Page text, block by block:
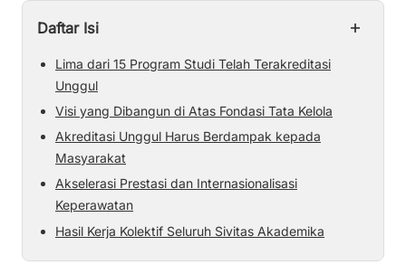
Daftar Isi +
Lima dari 15 Program Studi Telah Terakreditasi
Unggul
Visi yang Dibangun di Atas Fondasi Tata Kelola
Akreditasi Unggul Harus Berdampak kepada
Masyarakat
Akselerasi Prestasi dan Internasionalisasi
Keperawatan
Hasil Kerja Kolektif Seluruh Sivitas Akademika